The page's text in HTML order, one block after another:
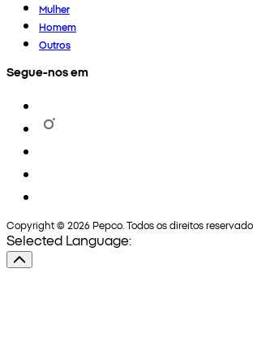
Mulher
Homem
Outros
Segue-nos em
Copyright © 2026 Pepco. Todos os direitos
Selected Language: